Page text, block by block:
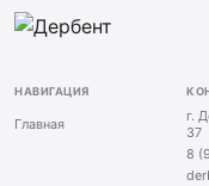
НАВИГАЦИЯ
Главная
г.
37
8